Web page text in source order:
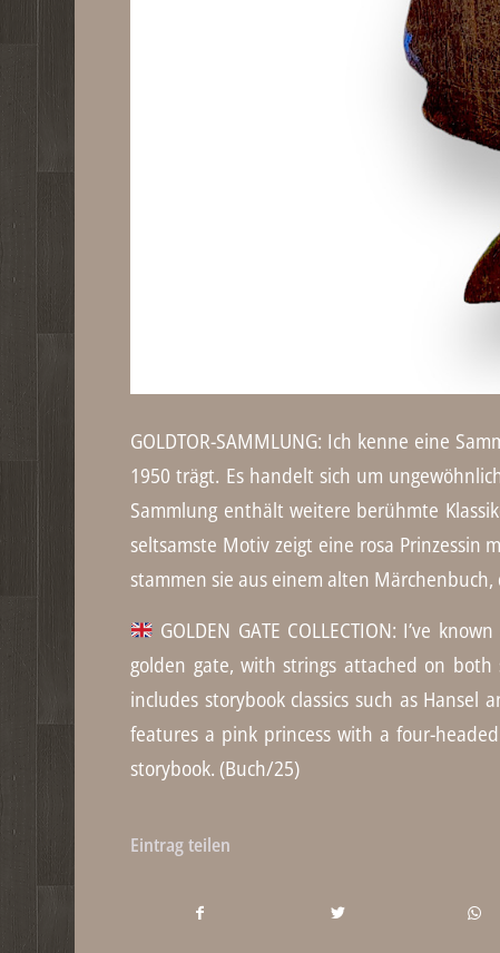
GOLDTOR-SAMMLUNG: Ich kenne eine
1950 trägt. Es handelt sich um
Sammlung enthält weitere berühmte
seltsamste Motiv zeigt eine rosa Prinzessin
stammen sie aus einem alten
GOLDEN GATE COLLECTION: I’ve
golden gate, with strings attached on
includes storybook classics such as
features a pink princess with a four-
storybook. (Buch/25)
Eintrag teilen